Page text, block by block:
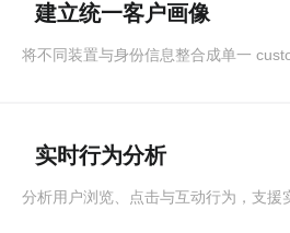
建立统一客户画像
将不同装置与身份信息整合成单一
实时行为分析
分析用户浏览、点击与互动行为，支援